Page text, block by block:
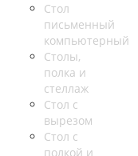
Стол
письменный
компьютерный
Столы,
полка и
стеллаж
Стол с
вырезом
Стол с
полкой и